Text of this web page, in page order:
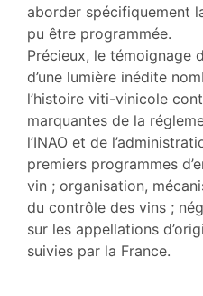
aborder spécifiquement
pu être programmée.
Précieux, le témoignage
d’une lumière inédite
l’histoire viti-vinicole
marquantes de la
l’INAO et de
premiers programmes
vin ; organisation,
du contrôle des vins ;
sur les appellations
suivies par la France.